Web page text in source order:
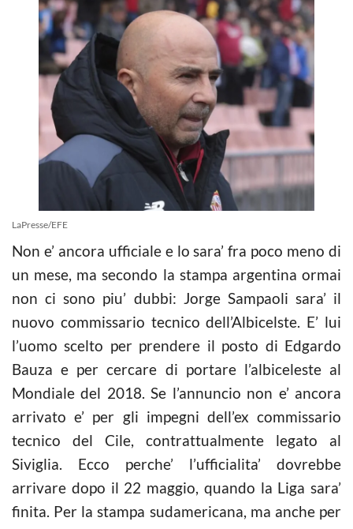
LaPresse/EFE
Non e’ ancora ufficiale e lo sara’ fra poco meno di
un mese, ma secondo la stampa argentina ormai
non ci sono piu’ dubbi: Jorge Sampaoli sara’ il
nuovo commissario tecnico dell’Albicelste. E’ lui
l’uomo scelto per prendere il posto di Edgardo
Bauza e per cercare di portare l’albiceleste al
Mondiale del 2018. Se l’annuncio non e’ ancora
arrivato e’ per gli impegni dell’ex commissario
tecnico del Cile, contrattualmente legato al
Siviglia. Ecco perche’ l’ufficialita’ dovrebbe
arrivare dopo il 22 maggio, quando la Liga sara’
finita. Per la stampa sudamericana, ma anche per